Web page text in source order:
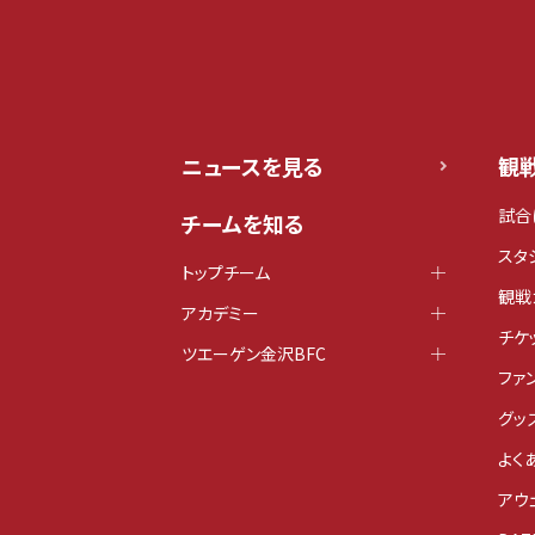
ニュースを見る
チームを知る
トップチーム
アカデミー
ツエーゲン金沢BFC
観
試合
スタ
観戦
チケ
ファ
グッ
よく
アウ